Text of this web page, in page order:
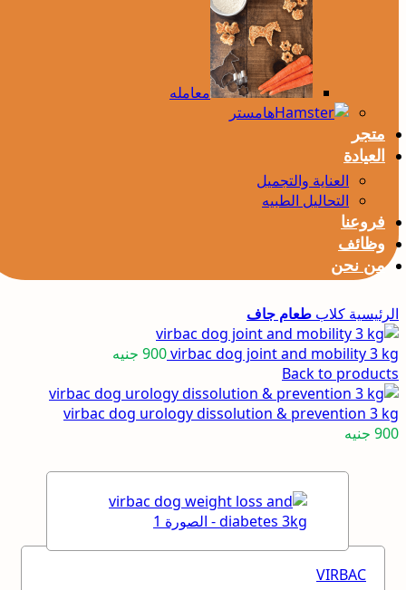
معامله
هامستر
متجر
العيادة
العناية والتجميل
التحاليل الطبيه
فروعنا
وظائف
من نحن
الرئيسية كلاب طعام جاف
virbac dog joint and mobility 3 kg
900 جنيه
Back to products
virbac dog urology dissolution & prevention 3 kg
900 جنيه
VIRBAC